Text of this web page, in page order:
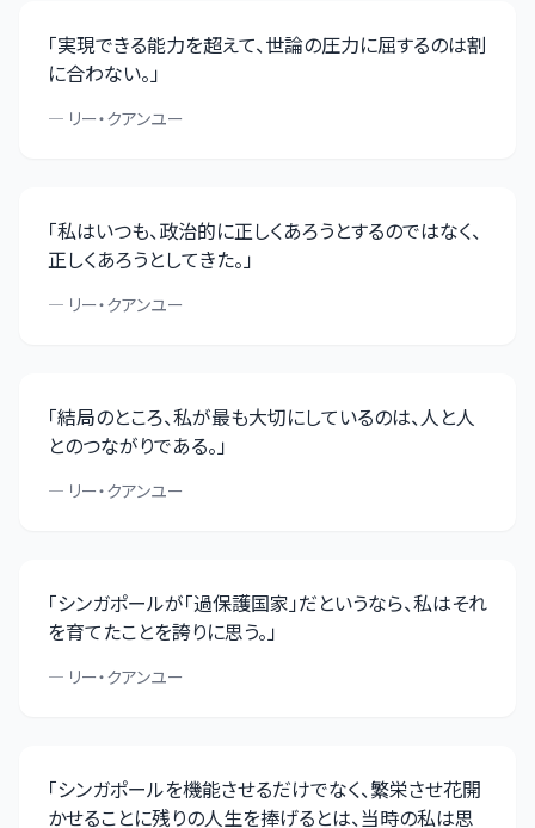
「実現できる能力を超えて、世論の圧力に屈するのは割
に合わない。」
— リー・クアンユー
「私はいつも、政治的に正しくあろうとするのではなく、
正しくあろうとしてきた。」
— リー・クアンユー
「結局のところ、私が最も大切にしているのは、人と人
とのつながりである。」
— リー・クアンユー
「シンガポールが「過保護国家」だというなら、私はそれ
を育てたことを誇りに思う。」
— リー・クアンユー
「シンガポールを機能させるだけでなく、繁栄させ花開
かせることに残りの人生を捧げるとは、当時の私は思